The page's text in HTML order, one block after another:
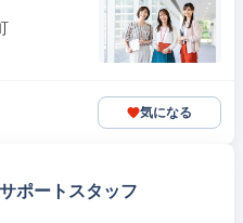
気になる
ポートスタッフ